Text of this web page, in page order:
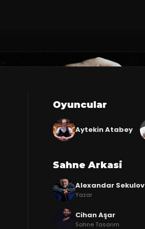
Oyuncular
Aytekin Atabey
Sahne Arkasi
Alexandar Sekulov
Yazar
Cihan Aşar
Sahne Tasarım